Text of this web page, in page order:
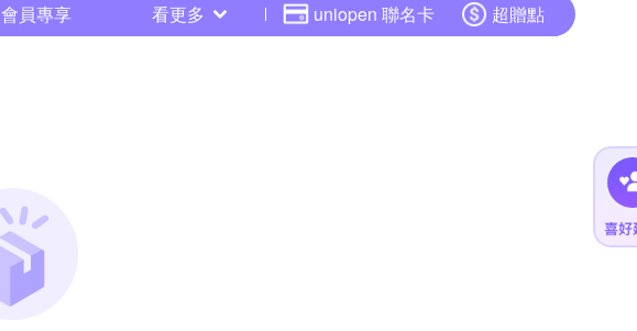
會員專享 看更多 uniopen 聯名卡 超贈點